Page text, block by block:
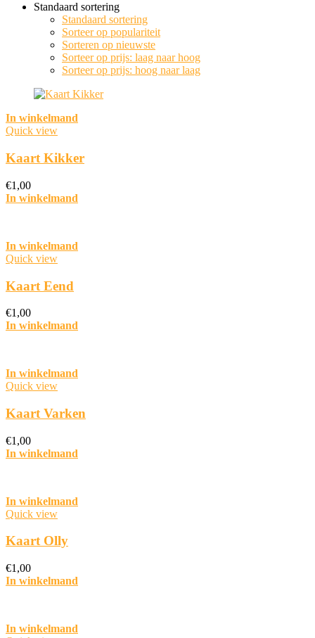
Standaard sortering
Standaard sortering
Sorteer op populariteit
Sorteren op nieuwste
Sorteer op prijs: laag naar hoog
Sorteer op prijs: hoog naar laag
In winkelmand
Quick view
Kaart Kikker
€1,00
In winkelmand
In winkelmand
Quick view
Kaart Eend
€1,00
In winkelmand
In winkelmand
Quick view
Kaart Varken
€1,00
In winkelmand
In winkelmand
Quick view
Kaart Olly
€1,00
In winkelmand
In winkelmand